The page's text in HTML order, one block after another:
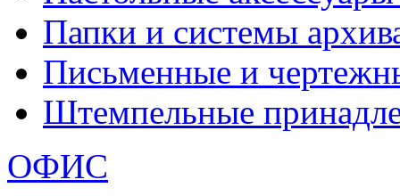
Папки и системы
Письменные и
Штемпельные
ОФИС